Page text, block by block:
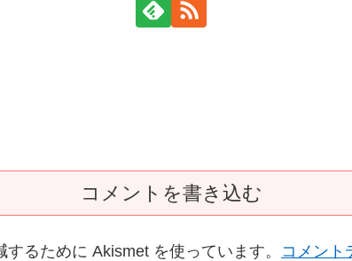
コメントを書き込む
るために Akismet を使っています。 コメント